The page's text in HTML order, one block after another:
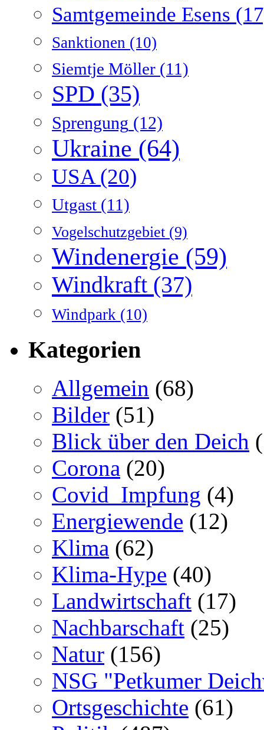
Samtgemeinde Esens
Sanktionen (10)
Siemtje Möller (11)
SPD (35)
Sprengung (12)
Ukraine (64)
USA(20)
Utgast (11)
Vogelschutzgebiet (9)
Windenergie (59)
Windkraft (37)
Windpark (10)
Kategorien
Allgemein (68)
Bilder (51)
Blick über den Deich
Corona (20)
Covid_Impfung (4)
Energiewende (12)
Klima (62)
Klima-Hype (40)
Landwirtschaft (17)
Nachbarschaft (25)
Natur (156)
NSG "Petkumer
Ortsgeschichte (61)